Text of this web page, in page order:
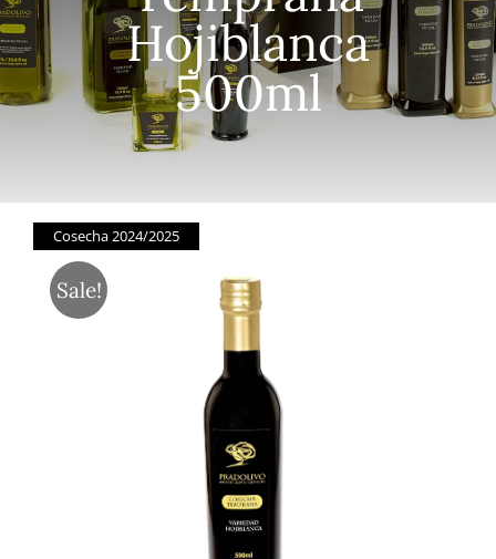
Hojiblanca
500ml
Sale!
Cosecha 2024/2025